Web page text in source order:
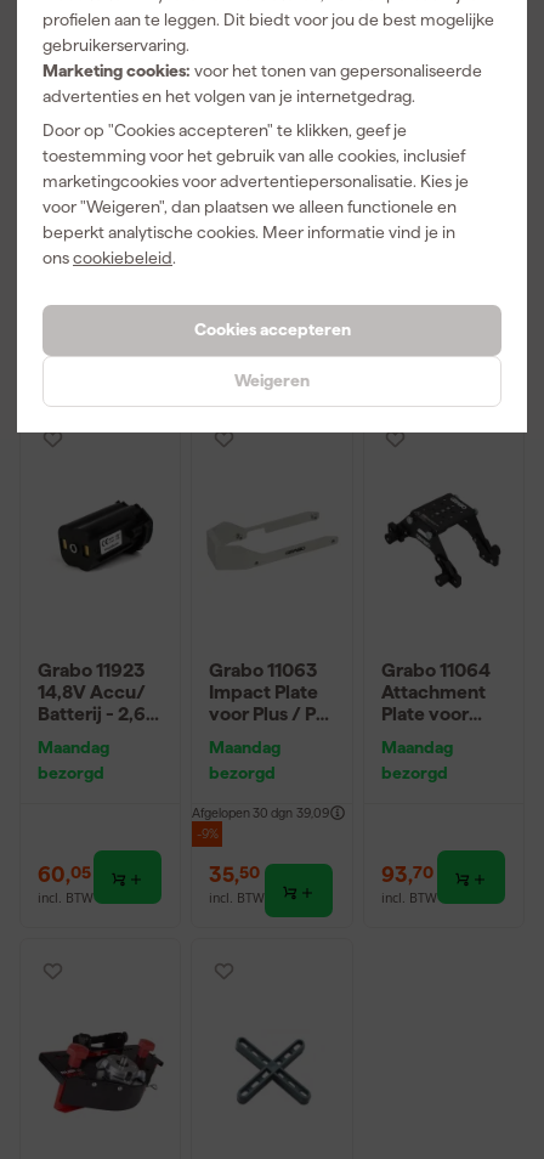
profielen aan te leggen. Dit biedt voor jou de best mogelijke
gebruikerservaring.
Marketing cookies: voor het tonen van gepersonaliseerde
advertenties en het volgen van je internetgedrag.
Door op "Cookies accepteren" te klikken, geef je
toestemming voor het gebruik van alle cookies, inclusief
marketingcookies voor advertentiepersonalisatie. Kies je
voor "Weigeren", dan plaatsen we alleen functionele en
beperkt analytische cookies. Meer informatie vind je in
onscookiebeleid.
Cookies accepteren
Weigeren
Grabo 11016
Slender Seal
afdichtingssy
steem - 60kg
Maandag
bezorgd
incl. BTW
Grabo 11017
Rock Seal
afdichtingssy
steem
Maandag
bezorgd
44,77
Grabo 11006
Filterset voor
Plus / Pro
Maandag
bezorgd
Grabo 11923
14,8V Accu/
Batterij - 2,6
Maandag
bezorgd
60,05
incl. BTW
Grabo 11063
Impact Plate
voor Plus / Pro
Brushless
Maandag
bezorgd
Afgelopen 30 dgn 39,09
-9%
35,50
incl. BTW
Grabo 11064
Attachment
Plate voor
Pro Brushless
- 100kg
Maandag
bezorgd
93,70
incl. BTW